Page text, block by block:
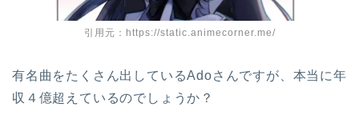
引用元：https://static.animecorner.me/
有名曲をたくさん出しているAdoさんですが、本当に年
収４億超えているのでしょうか？